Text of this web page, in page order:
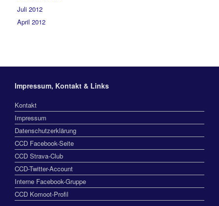
Juli 2012
April 2012
Impressum, Kontakt & Links
Kontakt
Impressum
Datenschutzerklärung
CCD Facebook-Seite
CCD Strava-Club
CCD-Twitter-Account
Interne Facebook-Gruppe
CCD Komoot-Profil